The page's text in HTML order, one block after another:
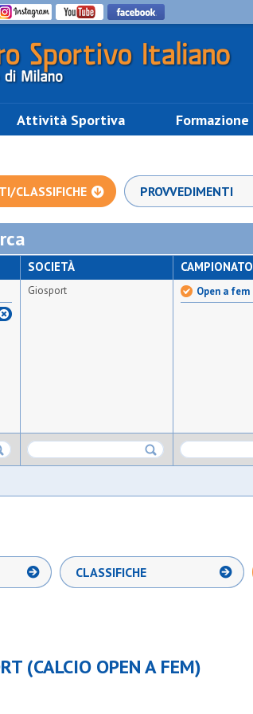
Attività Sportiva Formazione
CLASSIFICHE PROVVEDIMENTI
SOCIETÀ
Giosport
CAMPIONATO
Open a fem
CLASSIFICHE
(CALCIO OPEN A FEM)